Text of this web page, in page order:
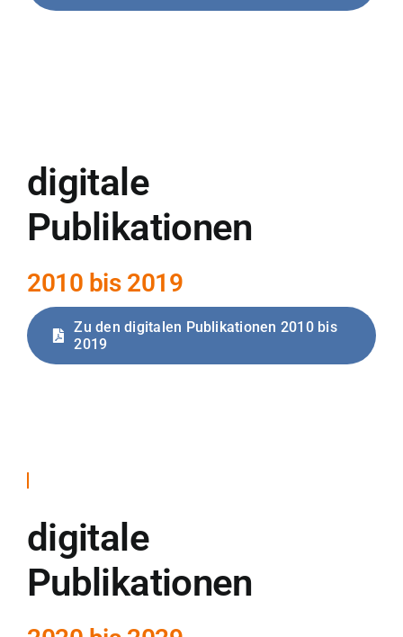
digitale
Publikationen
2010 bis 2019
Zu den digitalen Publikationen 2010 bis
2019
digitale
Publikationen